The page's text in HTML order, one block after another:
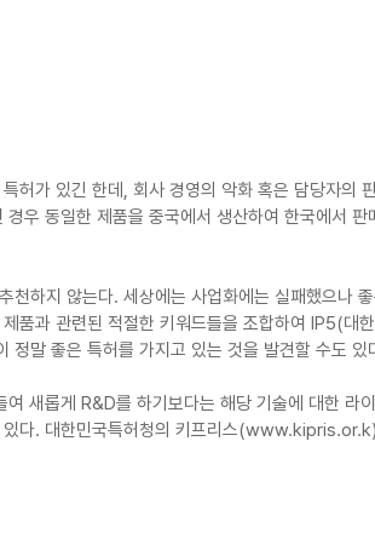
허가 있긴 한데, 회사 경영의 악화 혹은 담당자의
경우 동일한 제품을 중국에서 생산하여 한국에서
천하지 않는다. 세상에는 사업화에는 실패했으나
품과 관련된 적절한 키워드들을 조합하여 IP5(대
정말 좋은 특허를 가지고 있는 것을 발견할 수도 있
여 새롭게 R&D를 하기보다는 해당 기술에 대한 라
있다. 대한민국특허청의 키프리스